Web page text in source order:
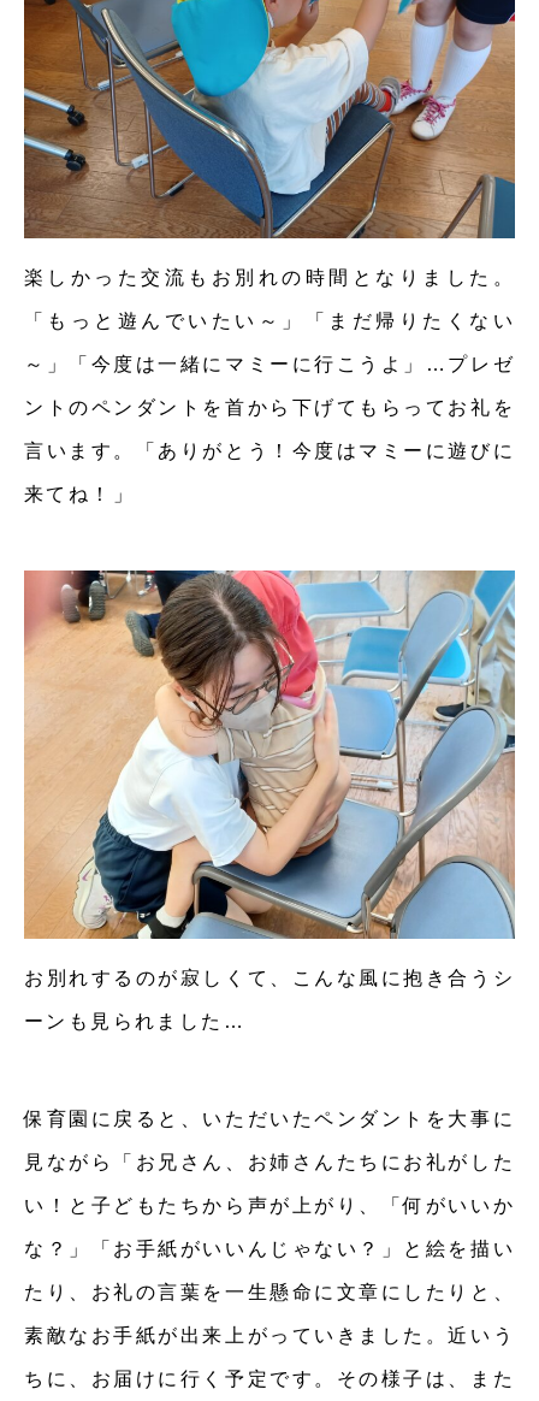
楽しかった交流もお別れの時間となりました。
「もっと遊んでいたい～」「まだ帰りたくない
～」「今度は一緒にマミーに行こうよ」…プレゼ
ントのペンダントを首から下げてもらってお礼を
言います。「ありがとう！今度はマミーに遊びに
来てね！」
お別れするのが寂しくて、こんな風に抱き合うシ
ーンも見られました…
保育園に戻ると、いただいたペンダントを大事に
見ながら「お兄さん、お姉さんたちにお礼がした
い！と子どもたちから声が上がり、「何がいいか
な？」「お手紙がいいんじゃない？」と絵を描い
たり、お礼の言葉を一生懸命に文章にしたりと、
素敵なお手紙が出来上がっていきました。近いう
ちに、お届けに行く予定です。その様子は、また